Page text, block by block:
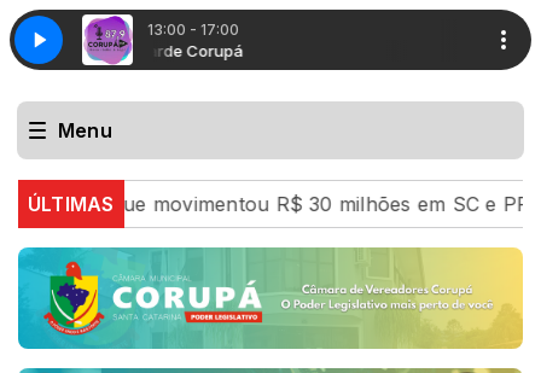
13:00 - 17:00
Boa tarde Corupá
Menu
ÚLTIMAS
que movimentou R$ 30 milhões em SC e PR